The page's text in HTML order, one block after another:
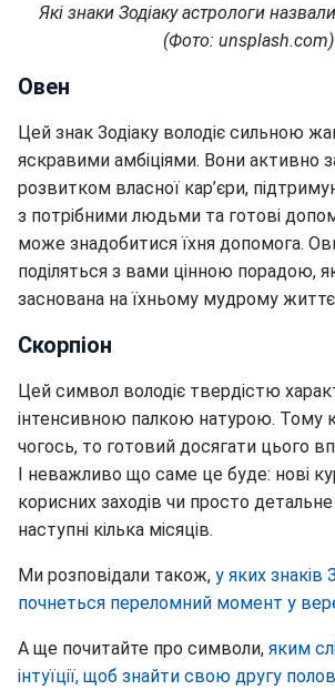
Які знаки Зодіаку астрологи
(Фото: unsplash.com)
Овен
Цей знак Зодіаку володіє сильною
яскравими амбіціями. Вони активно
розвитком власної кар’єри,
з потрібними людьми та готові
може знадобитися їхня допомога.
поділяться з вами цінною порадою,
заснована на їхньому мудрому
Скорпіон
Цей символ володіє твердістю
інтенсивною палкою натурою. Тому
чогось, то готовий досягати цього
І неважливо що саме це буде: нові
корисних заходів чи просто
наступні кілька місяців.
Ми розповідали також, у яких знаків
почнеться переломний момент у
А ще почитайте про символи, яким
інтуїції, щоб знайти свою другу